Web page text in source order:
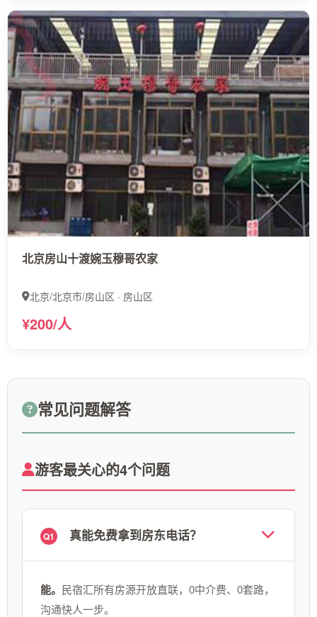
北京房山十渡婉玉穆哥农家
北京/北京市/房山区 · 房山区
¥200/人
常见问题解答
游客最关心的4个问题
Q1 真能免费拿到房东电话？
能。 民宿汇所有房源开放直联，0中介费、0套路，
沟通快人一步。